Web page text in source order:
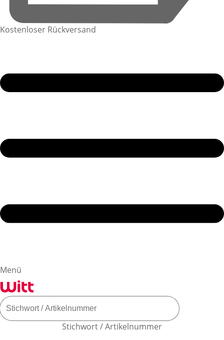
Kostenloser Rückversand
Menü
Stichwort / Artikelnummer